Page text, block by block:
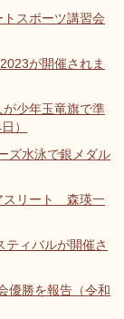
スポーツ講習会
が開催されま
少年玉竜旗で準
）
ズ水泳で銀メダル
スリート 森瑛一
ティバルが開催さ
優勝を報告（令和